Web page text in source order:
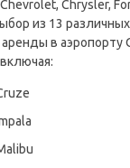
Chrysler,
из 13
в аэропорту